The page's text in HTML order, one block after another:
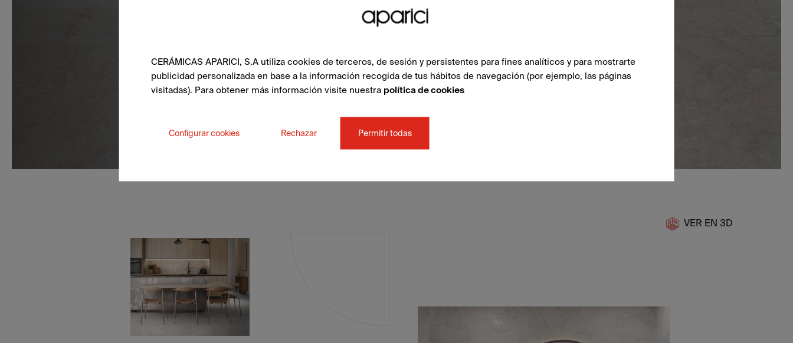
VER EN 3D
CERÁMICAS APARICI, S.A utiliza cookies de terceros, de sesión y persistentes para fines analíticos y para mostrarte
publicidad personalizada en base a la información recogida de tus hábitos de navegación (por ejemplo, las páginas
visitadas). Para obtener más información visite nuestra política de cookies
Configurar cookies Rechazar Permitir todas